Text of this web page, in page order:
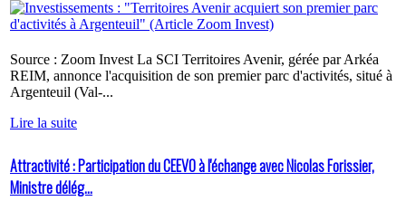
Source : Zoom Invest La SCI Territoires Avenir, gérée par Arkéa
REIM, annonce l'acquisition de son premier parc d'activités, situé à
Argenteuil (Val-...
Lire la suite
Attractivité : Participation du CEEVO à l'échange avec Nicolas Forissier,
Ministre délég...